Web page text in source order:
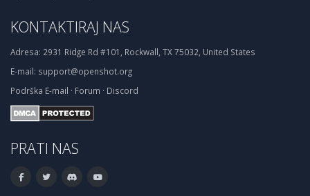
KONTAKTIRAJ NAS
Adresa: 2931 Ridge Rd #101, Rockwall, TX 75032, United States
E-mail: support@openshot.org
Podrška E-mail · Forum · Discord
PRATI NAS